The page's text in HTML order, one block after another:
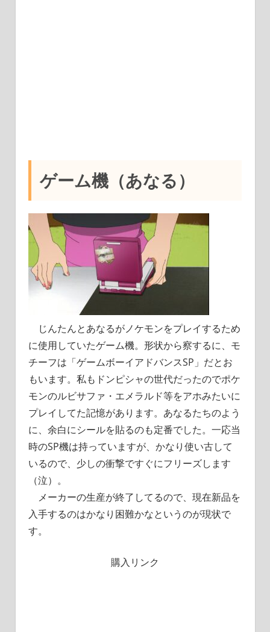
ゲーム機（あなる）
じんたんとあなるがノケモンをプレイするため
に使用していたゲーム機。形状から察するに、モ
チーフは「ゲームボーイアドバンスSP」だとお
もいます。私もドンピシャの世代だったのでポケ
モンのルビサファ・エメラルド等をアホみたいに
プレイしてた記憶があります。あなるたちのよう
に、余白にシールを貼るのも定番でした。一応当
時のSP機は持っていますが、かなり使い古して
いるので、少しの衝撃ですぐにフリーズします
（泣）。
メーカーの生産が終了してるので、現在新品を
入手するのはかなり困難かなというのが現状で
す。
購入リンク